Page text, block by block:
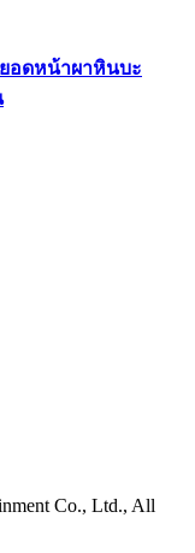
อดหน้าผาหินบะ
Co., Ltd., All